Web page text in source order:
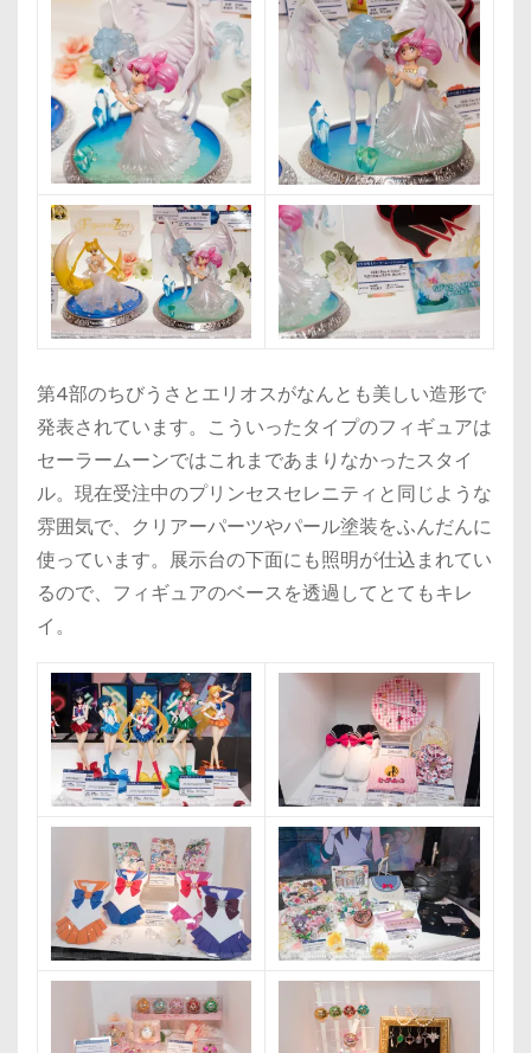
第4部のちびうさとエリオスがなんとも美しい造形で
発表されています。こういったタイプのフィギュアは
セーラームーンではこれまであまりなかったスタイ
ル。現在受注中のプリンセスセレニティと同じような
雰囲気で、クリアーパーツやパール塗装をふんだんに
使っています。展示台の下面にも照明が仕込まれてい
るので、フィギュアのベースを透過してとてもキレ
イ。